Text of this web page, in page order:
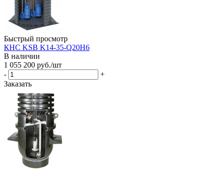
Быстрый просмотр
КНС KSB K14-35-Q20H6
В наличии
1 055 200 руб./шт
-
+
Заказать